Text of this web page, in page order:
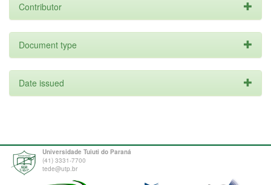
Contributor
Document type
Date issued
Universidade Tuiuti do Paraná
(41) 3331-7700
tede@utp.br